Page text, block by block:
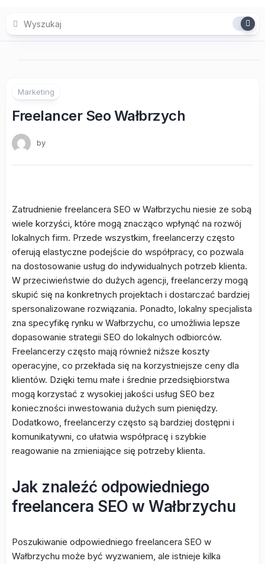
content
Marketing
Freelancer Seo Wałbrzych
by
Zatrudnienie freelancera SEO w Wałbrzychu niesie ze sobą
wiele korzyści, które mogą znacząco wpłynąć na rozwój
lokalnych firm. Przede wszystkim, freelancerzy często
oferują elastyczne podejście do współpracy, co pozwala
na dostosowanie usług do indywidualnych potrzeb klienta.
W przeciwieństwie do dużych agencji, freelancerzy mogą
skupić się na konkretnych projektach i dostarczać bardziej
spersonalizowane rozwiązania. Ponadto, lokalny specjalista
zna specyfikę rynku w Wałbrzychu, co umożliwia lepsze
dopasowanie strategii SEO do lokalnych odbiorców.
Freelancerzy często mają również niższe koszty
operacyjne, co przekłada się na korzystniejsze ceny dla
klientów. Dzięki temu małe i średnie przedsiębiorstwa
mogą korzystać z wysokiej jakości usług SEO bez
konieczności inwestowania dużych sum pieniędzy.
Dodatkowo, freelancerzy często są bardziej dostępni i
komunikatywni, co ułatwia współpracę i szybkie
reagowanie na zmieniające się potrzeby klienta.
Jak znaleźć odpowiedniego
freelancera SEO w Wałbrzychu
Poszukiwanie odpowiedniego freelancera SEO w
Wałbrzychu może być wyzwaniem, ale istnieje kilka